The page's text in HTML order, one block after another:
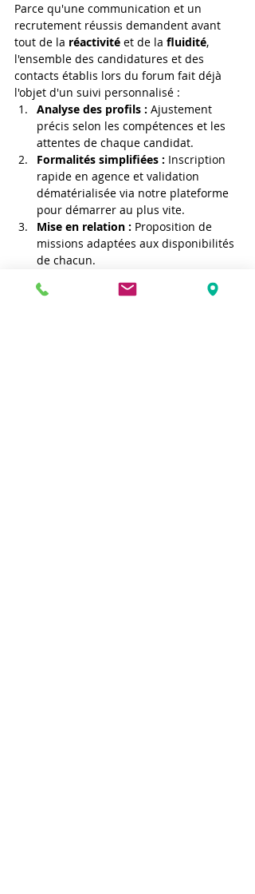
Parce qu'une communication et un
recrutement réussis demandent avant
tout de la réactivité et de la fluidité,
l'ensemble des candidatures et des
contacts établis lors du forum fait déjà
l'objet d'un suivi personnalisé :
Analyse des profils : Ajustement
précis selon les compétences et les
attentes de chaque candidat.
Formalités simplifiées : Inscription
rapide en agence et validation
dématérialisée via notre plateforme
pour démarrer au plus vite.
Mise en relation : Proposition de
missions adaptées aux disponibilités
de chacun.
Un grand merci à l'ADES, à la région